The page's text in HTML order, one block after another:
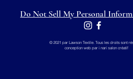
Do Not Sell My Personal
© 2021 par Lawson Textile. Tous les droits sont
conception web par inari salon créatif